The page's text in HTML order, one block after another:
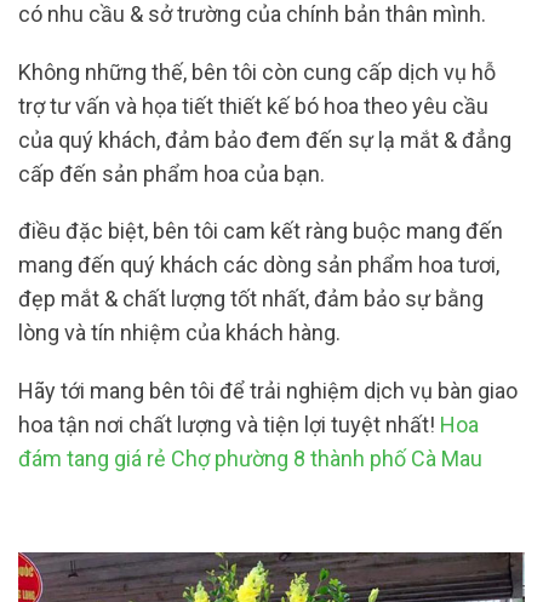
có nhu cầu & sở trường của chính bản thân mình.
Không những thế, bên tôi còn cung cấp dịch vụ hỗ
trợ tư vấn và họa tiết thiết kế bó hoa theo yêu cầu
của quý khách, đảm bảo đem đến sự lạ mắt & đẳng
cấp đến sản phẩm hoa của bạn.
điều đặc biệt, bên tôi cam kết ràng buộc mang đến
mang đến quý khách các dòng sản phẩm hoa tươi,
đẹp mắt & chất lượng tốt nhất, đảm bảo sự bằng
lòng và tín nhiệm của khách hàng.
Hãy tới mang bên tôi để trải nghiệm dịch vụ bàn giao
hoa tận nơi chất lượng và tiện lợi tuyệt nhất! Hoa
đám tang giá rẻ Chợ phường 8 thành phố Cà Mau